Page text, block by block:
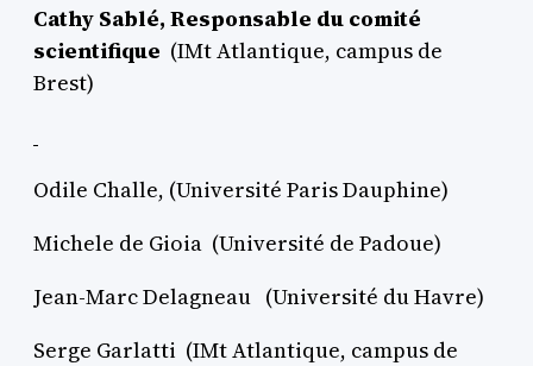
Cathy Sablé, Responsable du comité
scientifique (IMt Atlantique, campus de
Brest)
Odile Challe, (Université Paris Dauphine)
Michele de Gioia (Université de Padoue)
Jean-Marc Delagneau (Université du Havre)
Serge Garlatti (IMt Atlantique, campus de